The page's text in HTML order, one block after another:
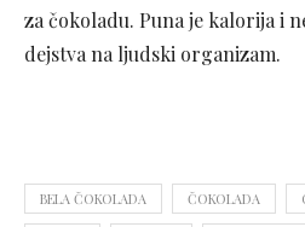
za čokoladu. Puna je kalorija i
dejstva na ljudski organizam.
BELA ČOKOLADA ČOKOLADA